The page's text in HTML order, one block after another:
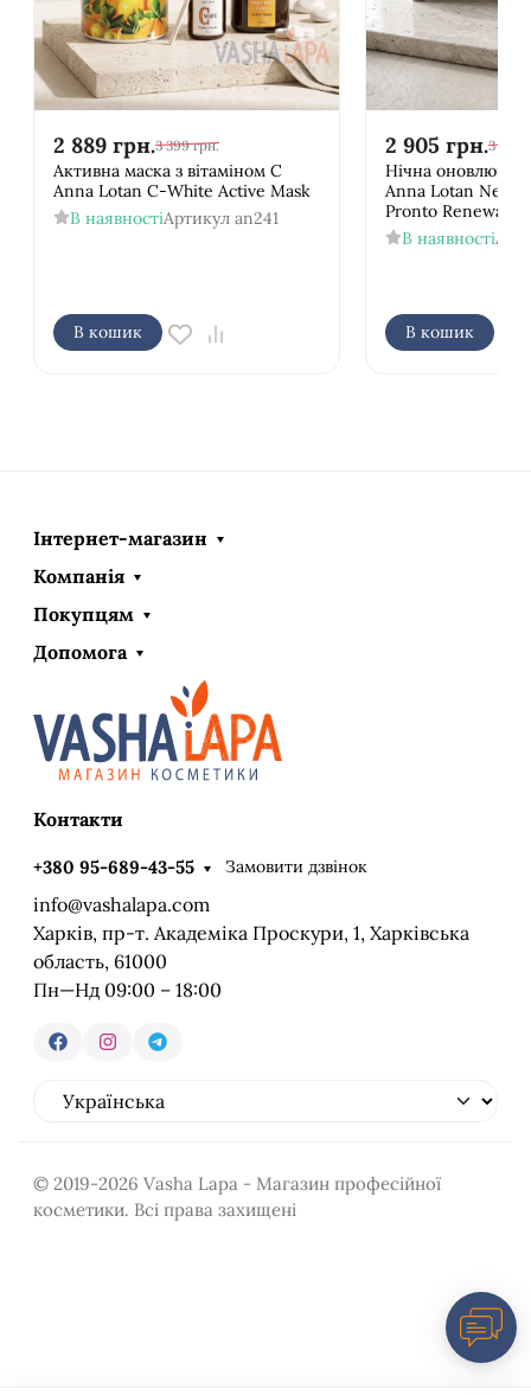
2 889 грн.3 399 грн.
Активна маска з вітаміном С
Anna Lotan C-White Active Mask
В наявностіАртикул an241
В кошик
2 905 грн.3 418
Нічна
Anna Lotan New
Pronto Renewal
В наявності
В кошик
Інтернет-магазин
Компанія
Покупцям
Допомога
Контакти
+380 95-689-43-55 Замовити дзвінок
info@vashalapa.com
Харків, пр-т. Академіка Проскури, 1, Харківська
область, 61000
Пн—Нд 09:00 – 18:00
© 2019-2026 Vasha Lapa - Магазин професійної
косметики. Всі права захищені